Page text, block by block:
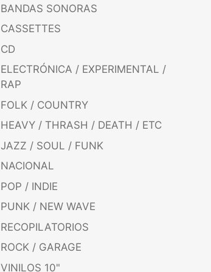
BANDAS SONORAS
CASSETTES
CD
ELECTRÓNICA / EXPERIMENTAL /
RAP
FOLK / COUNTRY
HEAVY / THRASH / DEATH / ETC
JAZZ / SOUL / FUNK
NACIONAL
POP / INDIE
PUNK / NEW WAVE
RECOPILATORIOS
ROCK / GARAGE
VINILOS 10"